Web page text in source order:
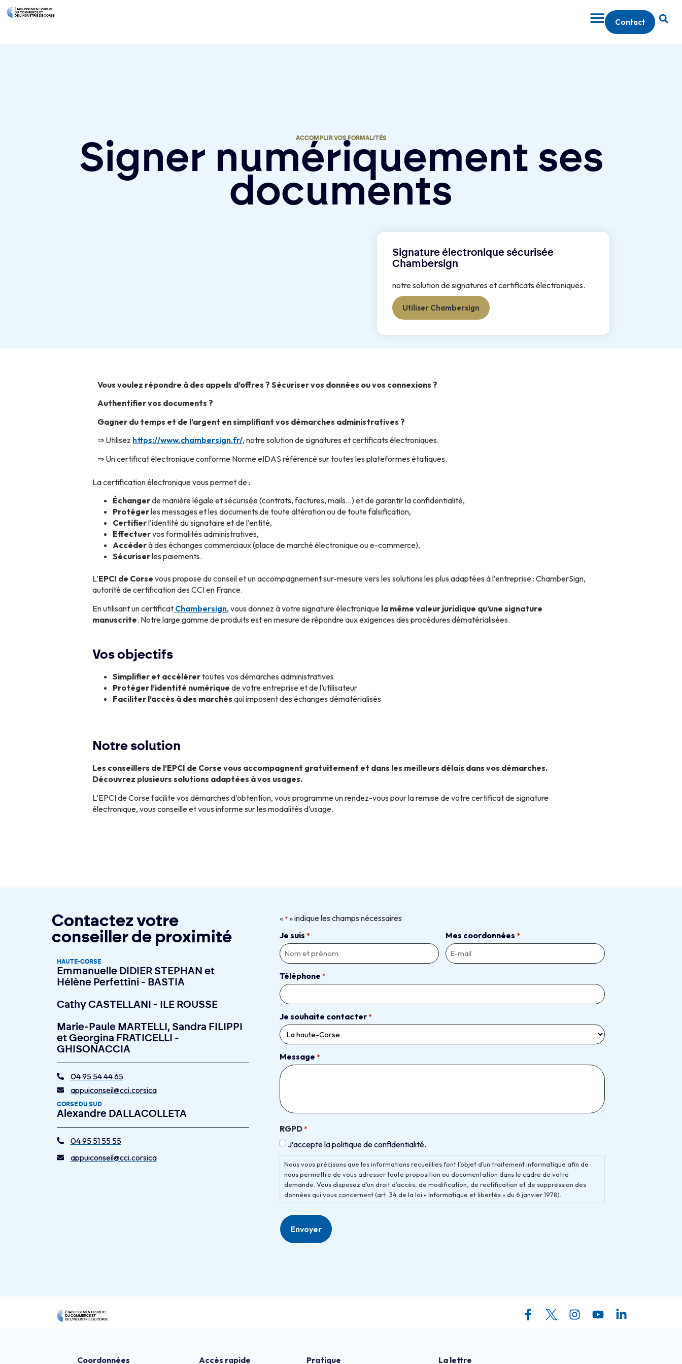
Contact
ACCOMPLIR VOS FORMALITÉS
Signer numériquement ses
documents
Signature électronique sécurisée
Chambersign
notre solution de signatures et certificats électroniques.
Utiliser Chambersign
Vous voulez répondre à des appels d’offres ? Sécuriser vos données ou vos connexions ?
Authentifier vos documents ?
Gagner du temps et de l’argent en simplifiant vos démarches administratives ?
⇒ Utilisez https://www.chambersign.fr/, notre solution de signatures et certificats électroniques.
⇒ Un certificat électronique conforme Norme eIDAS référencé sur toutes les plateformes étatiques.
La certification électronique vous permet de :
Échangerde manière légale et sécurisée (contrats, factures, mails…) et de garantir la confidentialité,
Protégerles messages et les documents de toute altération ou de toute falsification,
Certifierl’identité du signataire et de l’entité,
Effectuervos formalités administratives,
Accéderà des échanges commerciaux (place de marché électronique ou e-commerce),
Sécuriserles paiements.
L’EPCI de Corse vous propose du conseil et un accompagnement sur-mesure vers les solutions les plus adaptées à l’entreprise : ChamberSign,
autorité de certification des CCI en France.
En utilisant un certificat Chambersign, vous donnez à votre signature électronique la même valeur juridique qu’une signature
manuscrite. Notre large gamme de produits est en mesure de répondre aux exigences des procédures dématérialisées.
Vos objectifs
Simplifier et accélérertoutes vos démarches administratives
Protéger l’identité numérique de votre entreprise et de l’utilisateur
Faciliter l’accès à des marchés qui imposent des échanges dématérialisés
Notre solution
Les conseillers de l’EPCI de Corse vous accompagnent gratuitement et dans les meilleurs délais dans vos démarches.
Découvrez plusieurs solutions adaptées à vos usages.
L’EPCI de Corse facilite vos démarches d’obtention, vous programme un rendez-vous pour la remise de votre certificat de signature
électronique, vous conseille et vous informe sur les modalités d’usage.
Contactez votre
conseiller de proximité
HAUTE-CORSE
Emmanuelle DIDIER STEPHAN et
Hélène Perfettini - BASTIA
Cathy CASTELLANI - ILE ROUSSE
Marie-Paule MARTELLI, Sandra FILIPPI
et Georgina FRATICELLI -
GHISONACCIA
04 95 54 44 65
appuiconseil@cci.corsica
CORSE DU SUD
Alexandre DALLACOLLETA
04 95 51 55 55
appuiconseil@cci.corsica
« *» indique les champs nécessaires
Je suis * Mes coordonnées *
Téléphone *
Je souhaite contacter *
Message *
RGPD *
J’accepte la politique de confidentialité.
Nous vous précisons que les informations recueillies font l’objet d’un traitement informatique afin de
nous permettre de vous adresser toute proposition ou documentation dans le cadre de votre
demande. Vous disposez d’un droit d’accès, de modification, de rectification et de suppression des
données qui vous concernent (art. 34 de la loi « Informatique et libertés » du 6 janvier 1978).
Coordonnées Accès rapide Pratique La lettre